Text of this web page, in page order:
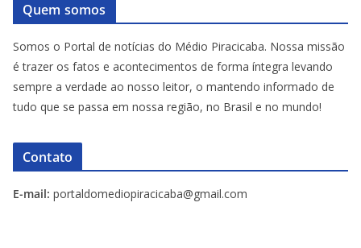
Quem somos
Somos o Portal de notícias do Médio Piracicaba. Nossa missão
é trazer os fatos e acontecimentos de forma íntegra levando
sempre a verdade ao nosso leitor, o mantendo informado de
tudo que se passa em nossa região, no Brasil e no mundo!
Contato
E-mail: portaldomediopiracicaba@gmail.com